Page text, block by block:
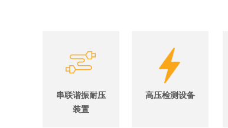
串联谐振耐压
装置
高压检测设备